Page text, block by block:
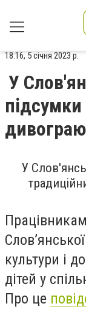
18:16, 5 січня 2023 р.
У
У
культури і
дітей у
Про це